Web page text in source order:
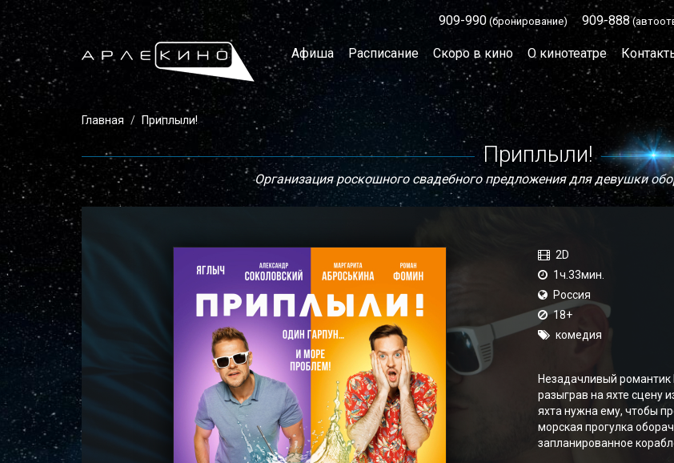
909-990 (бронирование) 909-888
Афиша Расписание Скоро в кино О кинотеатре
Главная Приплыли!
Организация роскошного свадебного предложения для девушки
Приплыли!
2D
1ч.33мин.
Россия
18+
комедия
Незадачливый
разыграв на яхте сцену
яхта нужна ему, чтобы
морская прогулка
запланированное